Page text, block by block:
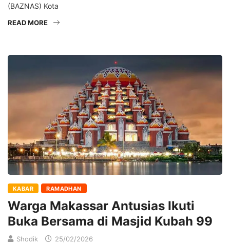
(BAZNAS) Kota
READ MORE
KABAR RAMADHAN
Warga Makassar Antusias Ikuti
Buka Bersama di Masjid Kubah 99
Shodik 25/02/2026